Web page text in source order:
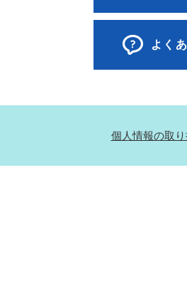
よく
個人情報の取